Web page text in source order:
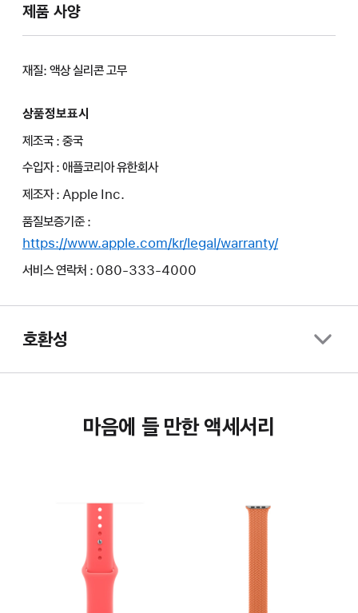
제품 사양
재질: 액상 실리콘 고무
상품정보표시
제조국 : 중국
수입자 : 애플코리아 유한회사
제조자 : Apple Inc.
품질보증기준 :
https://www.apple.com/kr/legal/warranty/
서비스 연락처 : 080-333-4000
호환성
마음에 들 만한 액세서리